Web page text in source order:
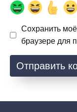
Сохранить
браузере для